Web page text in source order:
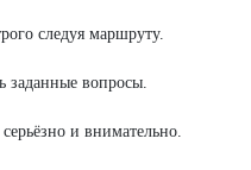
следуя маршруту.
заданные вопросы.
и внимательно.